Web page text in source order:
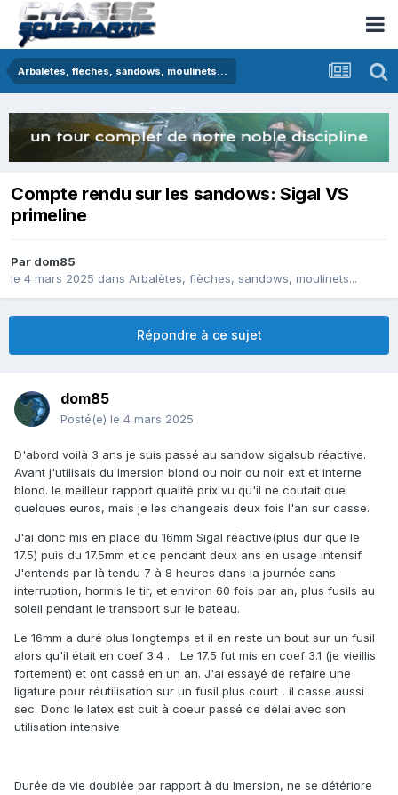
Arbalètes, flèches, sandows, moulinets...
Compte rendu sur les sandows: Sigal VS
primeline
Par dom85
le 4 mars 2025 dans Arbalètes, flèches, sandows, moulinets...
Répondre à ce sujet
dom85
Posté(e) le 4 mars 2025
D'abord voilà 3 ans je suis passé au sandow sigalsub réactive.
Avant j'utilisais du Imersion blond ou noir ou noir ext et interne
blond. le meilleur rapport qualité prix vu qu'il ne coutait que
quelques euros, mais je les changeais deux fois l'an sur casse.
J'ai donc mis en place du 16mm Sigal réactive(plus dur que le
17.5) puis du 17.5mm et ce pendant deux ans en usage intensif.
J'entends par là tendu 7 à 8 heures dans la journée sans
interruption, hormis le tir, et environ 60 fois par an, plus fusils au
soleil pendant le transport sur le bateau.
Le 16mm a duré plus longtemps et il en reste un bout sur un fusil
alors qu'il était en coef 3.4 . Le 17.5 fut mis en coef 3.1 (je vieillis
fortement) et ont cassé en un an. J'ai essayé de refaire une
ligature pour réutilisation sur un fusil plus court , il casse aussi
sec. Donc le latex est cuit à coeur passé ce délai avec son
utilisation intensive
Durée de vie doublée par rapport à du Imersion, ne se détériore